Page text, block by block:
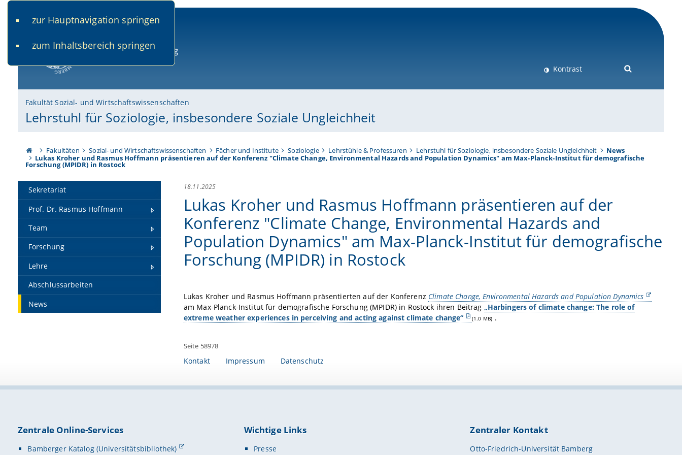
zur Hauptnavigation springen
zum Inhaltsbereich springen
Kontrast
Fakultät Sozial- und Wirtschaftswissenschaften
Lehrstuhl für Soziologie, insbesondere Soziale Ungleichheit
Fakultäten Sozial- und Wirtschaftswissenschaften Fächer und Institute Soziologie Lehrstühle & Professuren Lehrstuhl für Soziologie, insbesondere Soziale Ungleichheit
News
Lukas Kroher und Rasmus Hoffmann präsentieren auf der Konferenz "Climate Change, Environmental Hazards and Population Dynamics" am Max-Planck-Institut für demografische
Forschung (MPIDR) in Rostock
Sekretariat
Prof. Dr. Rasmus Hoffmann
Team
Forschung
Lehre
Abschlussarbeiten
News
18.11.2025
Lukas Kroher und Rasmus Hoffmann präsentieren auf der
Konferenz "Climate Change, Environmental Hazards and
Population Dynamics" am Max-Planck-Institut für demografische
Forschung (MPIDR) in Rostock
Lukas Kroher und Rasmus Hoffmann präsentierten auf der Konferenz Climate Change, Environmental Hazards and Population Dynamics
am Max-Planck-Institut für demografische Forschung (MPIDR) in Rostock ihren Beitrag „Harbingers of climate change: The role of
extreme weather experiences in perceiving and acting against climate change“
(1.0 MB) .
Seite 58978
Kontakt Impressum Datenschutz
Zentrale Online-Services
Bamberger Katalog (Universitätsbibliothek)
Wichtige Links
Presse
Zentraler Kontakt
Otto-Friedrich-Universität Bamberg